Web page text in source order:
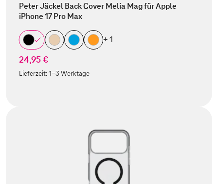
Peter Jäckel Back Cover Melia Mag für Apple
iPhone 17 Pro Max
+ 1
24,95 €
Lieferzeit:1-3 Werktage